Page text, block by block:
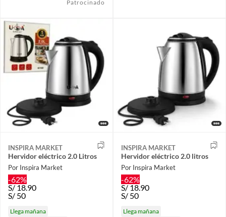
Patrocinado
INSPIRA MARKET
Hervidor eléctrico 2.0 Litros
Por Inspira Market
-62%
S/18.90
S/ 50
Llega mañana
INSPIRA MARKET
Hervidor eléctrico 2.0 litros
Por Inspira Market
-62%
S/18.90
S/ 50
Llega mañana